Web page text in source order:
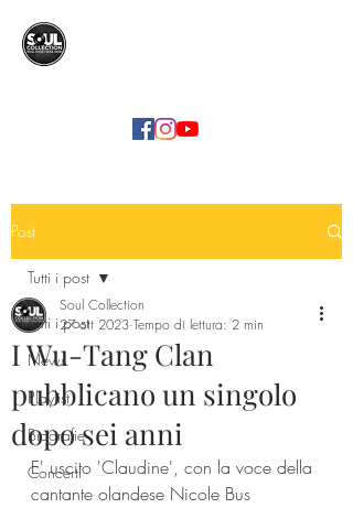
Post
Tutti i post
News
Playlist
Biografie
Concerti
Tutti i post
I Wu-Tang Clan
pubblicano un singolo
dopo sei anni
Soul Collection
27 ott 2023 Tempo di lettura: 2 min
E' uscito 'Claudine', con la voce della
cantante olandese Nicole Bus